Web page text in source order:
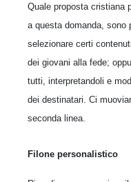
Quale proposta cristiana
a questa domanda, sono
selezionare certi
dei giovani alla fede;
tutti, interpretandoli e
dei destinatari. Ci
secon­da linea.
Filone personalistico